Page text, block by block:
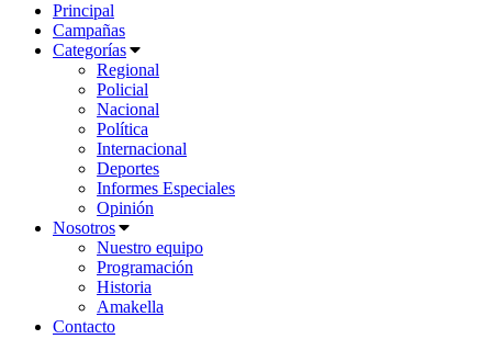
Principal
Campañas
Categorías
Regional
Policial
Nacional
Política
Internacional
Deportes
Informes Especiales
Opinión
Nosotros
Nuestro equipo
Programación
Historia
Amakella
Contacto